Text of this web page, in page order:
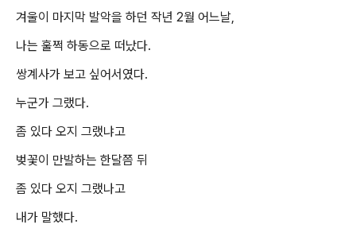
겨울이 마지막 발악을 하던 작년 2월 어느날,
나는 훌쩍 하동으로 떠났다.
쌍계사가 보고 싶어서였다.
누군가 그랬다.
좀 있다 오지 그랬냐고
벚꽃이 만발하는 한달쯤 뒤
좀 있다 오지 그랬나고
내가 말했다.